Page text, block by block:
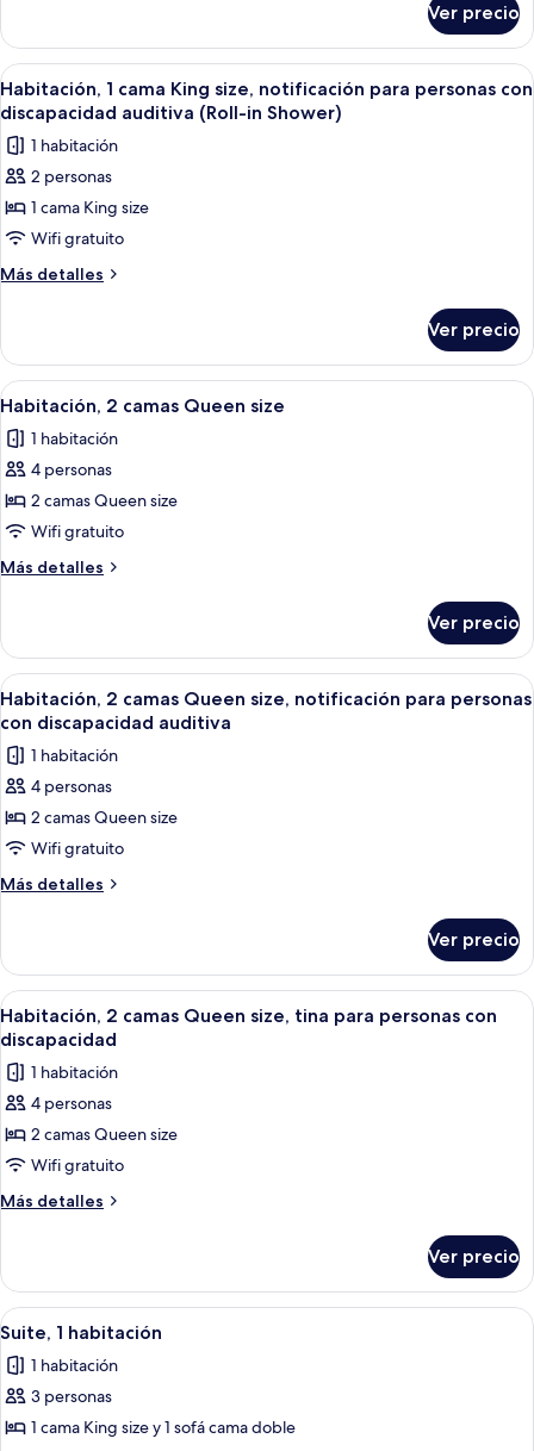
notificación
para
personas
con
discapacidad
auditiva
1
cama
King
size,
notificación
para
personas
discapacidad
auditiva
Ver precio
Abrir
todas
las
fotos
de
Habitación,
1
cama
notificación
para
personas
con
discapacidad
auditiva
(Roll-
in
Shower)
Una habitación de hotel con una
2
Habitación, 1 cama King size, notificación para personas con
discapacidad auditiva (Roll-in Shower)
1 habitación
2 personas
1 cama King size
Wifi gratuito
Más detalles
Más
1
cama
King
notificación
para
con
discapacidad
(Roll-
Ver precio
Abrir
todas
las
fotos
de
Habitación,
2
camas
size
Habitación de hotel con dos camas,
2
Habitación, 2 camas Queen size
1 habitación
4 personas
2 camas Queen size
Wifi gratuito
Más detalles
Más
2
camas
Queen
size
Ver precio
Abrir
todas
las
fotos
de
Habitación,
2
camas
notificación
para
personas
con
discapacidad
auditiva
Habitación de hotel con dos camas,
2
Habitación, 2 camas Queen size, notificación para personas
con discapacidad auditiva
1 habitación
4 personas
2 camas Queen size
Wifi gratuito
Más detalles
Más
2
camas
Queen
size,
notificación
para
personas
discapacidad
auditiva
Ver precio
Abrir
todas
las
fotos
de
Habitación,
2
camas
tina
para
personas
con
discapacidad
Habitación de hotel con dos camas,
2
Habitación, 2 camas Queen size, tina para personas con
discapacidad
1 habitación
4 personas
2 camas Queen size
Wifi gratuito
Más detalles
Más
2
camas
Queen
tina
para
con
Ver precio
Abrir
todas
las
fotos
de
Habitación de hotel con una cama
2
Suite, 1 habitación
1 habitación
3 personas
1 cama King size y 1 sofá cama doble